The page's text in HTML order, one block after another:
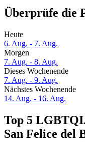
Überprüfe die
Heute
6. Aug. - 7. Aug.
Morgen
7. Aug. - 8. Aug.
Dieses Wochenende
7. Aug. - 9. Aug.
Nächstes Wochenende
14. Aug. - 16. Aug.
Top 5
San Felice del